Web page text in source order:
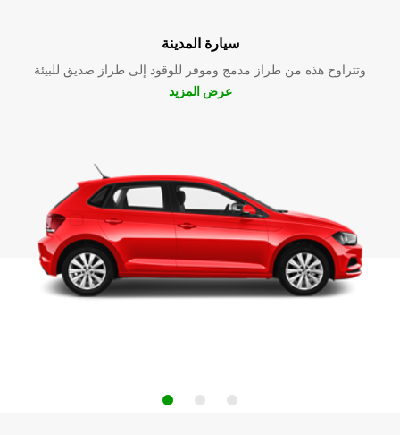
سيارة المدينة
وتتراوح هذه من طراز مدمج وموفر للوقود إلى طراز صديق للبيئة
عرض المزيد